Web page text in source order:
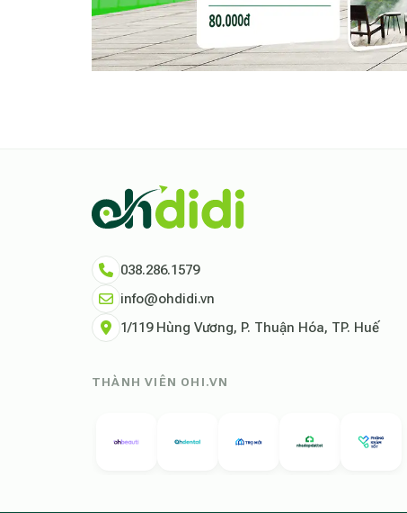
038.286.1579
info@ohdidi.vn
1/119 Hùng Vương, P. Thuận Hóa, TP. Huế
THÀNH VIÊN OHI.VN